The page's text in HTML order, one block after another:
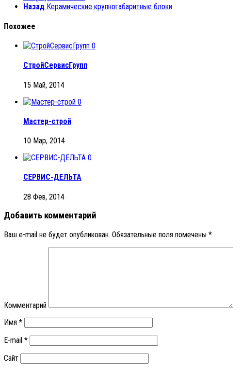
Назад Керамические крупногабаритные блоки
Похожее
0
СтройСервисГрупп
15 Май, 2014
0
Мастер-строй
10 Мар, 2014
0
СЕРВИС-ДЕЛЬТА
28 Фев, 2014
Добавить комментарий
Ваш e-mail не будет опубликован. Обязательные поля помечены *
Комментарий
Имя *
E-mail *
Сайт